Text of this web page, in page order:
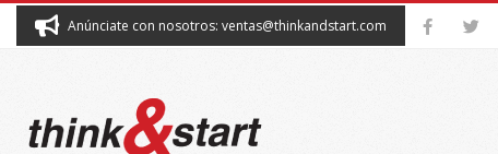
Anúnciate con nosotros: ventas@thinkandstart.com